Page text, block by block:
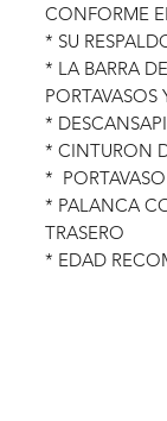
CONFORME
* SU
* LA BARRA
*
* CINTURON
*
* PALANCA
TRASERO
* EDAD